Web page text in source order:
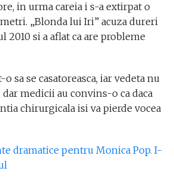
in urma careia i s-a extirpat o
„Blonda lui Iri” acuza dureri
2010 si a aflat ca are probleme
sa se casatoreasca, iar vedeta nu
dar medicii au convins-o ca daca
chirurgicala isi va pierde vocea
dramatice pentru Monica Pop. I-